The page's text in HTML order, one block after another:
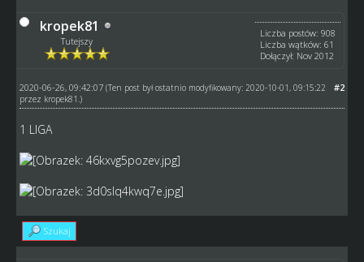
kropek81
Tutejszy
Liczba postów: 908
Liczba wątków: 61
Dołączył: Nov 2012
#2
2020-06-26, 09:42:07 (Ten post był ostatnio modyfikowany: 2020-10-01, 09:15:22
przez kropek81 .)
1 LIGA
Szukaj